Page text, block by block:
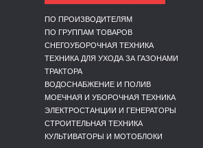
ПО ПРОИЗВОДИТЕЛЯМ
ПО ГРУППАМ ТОВАРОВ
СНЕГОУБОРОЧНАЯ ТЕХНИКА
ТЕХНИКА ДЛЯ УХОДА ЗА ГАЗОНАМИ
ТРАКТОРА
ВОДОСНАБЖЕНИЕ И ПОЛИВ
МОЕЧНАЯ И УБОРОЧНАЯ ТЕХНИКА
ЭЛЕКТРОСТАНЦИИ И ГЕНЕРАТОРЫ
СТРОИТЕЛЬНАЯ ТЕХНИКА
КУЛЬТИВАТОРЫ И МОТОБЛОКИ